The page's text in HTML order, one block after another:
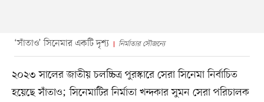
‘সাঁতাও’ সিনেমার একটি দৃশ্য নির্মাতার সৌজন্যে
২০২৩ সালের জাতীয় চলচ্চিত্র পুরস্কারে সেরা সিনেমা নির্বাচিত
হয়েছে সাঁতাও; সিনেমাটির নির্মাতা খন্দকার সুমন সেরা পরিচালক